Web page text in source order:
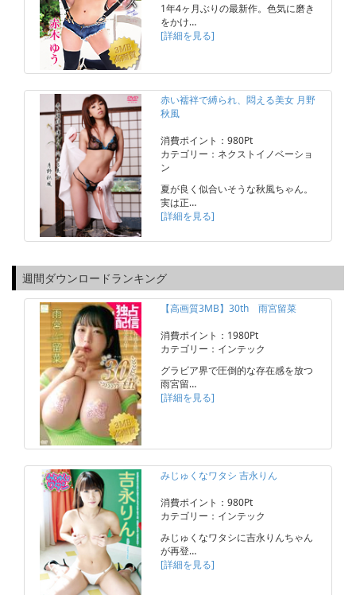
1年4ヶ月ぶりの最新作。色気に磨き
をかけ…
[詳細を見る]
赤い襦袢で縛られ、悶える美女 月野
秋風
消費ポイント：980Pt
カテゴリー：ネクストイノベーショ
ン
夏が良く似合いそうな秋風ちゃん。
実は正…
[詳細を見る]
週間ダウンロードランキング
【高画質3MB】30th 雨宮留菜
消費ポイント：1980Pt
カテゴリー：インテック
グラビア界で圧倒的な存在感を放つ
雨宮留…
[詳細を見る]
みじゅくなワタシ 吉永りん
消費ポイント：980Pt
カテゴリー：インテック
みじゅくなワタシに吉永りんちゃん
が再登…
[詳細を見る]